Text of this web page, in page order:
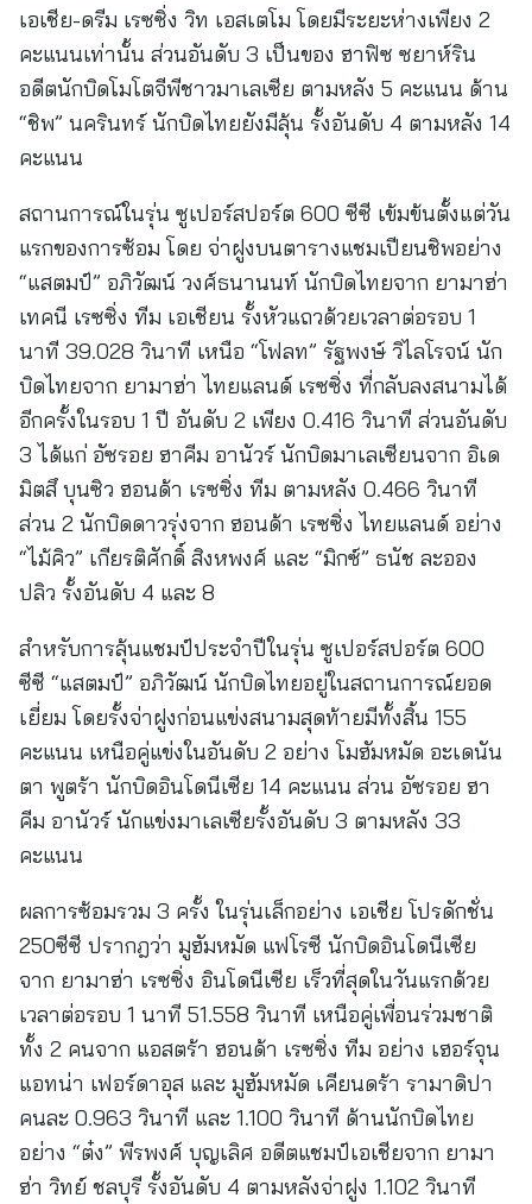
เอเชีย-ดรีม เรซซิ่ง วิท เอสเตโม โดยมีระยะห่างเพียง 2
คะแนนเท่านั้น ส่วนอันดับ 3 เป็นของ ฮาฟิซ ซยาห์ริน
อดีตนักบิดโมโตจีพีชาวมาเลเซีย ตามหลัง 5 คะแนน ด้าน
“ชิพ” นครินทร์ นักบิดไทยยังมีลุ้น รั้งอันดับ 4 ตามหลัง 14
คะแนน
สถานการณ์ในรุ่น ซูเปอร์สปอร์ต 600 ซีซี เข้มข้นตั้งแต่วัน
แรกของการซ้อม โดย จ่าฝูงบนตารางแชมเปียนชิพอย่าง
“แสตมป์” อภิวัฒน์ วงศ์ธนานนท์ นักบิดไทยจาก ยามาฮ่า
เทคนี เรซซิ่ง ทีม เอเชียน รั้งหัวแถวด้วยเวลาต่อรอบ 1
นาที 39.028 วินาที เหนือ “โฟลท” รัฐพงษ์ วิไลโรจน์ นัก
บิดไทยจาก ยามาฮ่า ไทยแลนด์ เรซซิ่ง ที่กลับลงสนามได้
อีกครั้งในรอบ 1 ปี อันดับ 2 เพียง 0.416 วินาที ส่วนอันดับ
3 ได้แก่ อัซรอย ฮาคีม อานัวร์ นักบิดมาเลเซียนจาก อิเด
มิตสึ บุนซิว ฮอนด้า เรซซิ่ง ทีม ตามหลัง 0.466 วินาที
ส่วน 2 นักบิดดาวรุ่งจาก ฮอนด้า เรซซิ่ง ไทยแลนด์ อย่าง
“ไม้คิว” เกียรติศักดิ์ สิงหพงศ์ และ “มิกซ์” ธนัช ละออง
ปลิว รั้งอันดับ 4 และ 8
สำหรับการลุ้นแชมป์ประจำปีในรุ่น ซูเปอร์สปอร์ต 600
ซีซี “แสตมป์” อภิวัฒน์ นักบิดไทยอยู่ในสถานการณ์ยอด
เยี่ยม โดยรั้งจ่าฝูงก่อนแข่งสนามสุดท้ายมีทั้งสิ้น 155
คะแนน เหนือคู่แข่งในอันดับ 2 อย่าง โมฮัมหมัด อะเดนัน
ตา พูตร้า นักบิดอินโดนีเซีย 14 คะแนน ส่วน อัซรอย ฮา
คีม อานัวร์ นักแข่งมาเลเซียรั้งอันดับ 3 ตามหลัง 33
คะแนน
ผลการซ้อมรวม 3 ครั้ง ในรุ่นเล็กอย่าง เอเชีย โปรดักชั่น
250ซีซี ปรากฎว่า มูฮัมหมัด แฟโรซี นักบิดอินโดนีเซีย
จาก ยามาฮ่า เรซซิ่ง อินโดนีเซีย เร็วที่สุดในวันแรกด้วย
เวลาต่อรอบ 1 นาที 51.558 วินาที เหนือคู่เพื่อนร่วมชาติ
ทั้ง 2 คนจาก แอสตร้า ฮอนด้า เรซซิ่ง ทีม อย่าง เฮอร์จุน
แอทน่า เฟอร์ดาอุส และ มูฮัมหมัด เคียนดร้า รามาดิปา
คนละ 0.963 วินาที และ 1.100 วินาที ด้านนักบิดไทย
อย่าง “ต๋ง” พีรพงศ์ บุญเลิศ อดีตแชมป์เอเชียจาก ยามา
ฮ่า วิทย์ ชลบุรี รั้งอันดับ 4 ตามหลังจ่าฝูง 1.102 วินาที